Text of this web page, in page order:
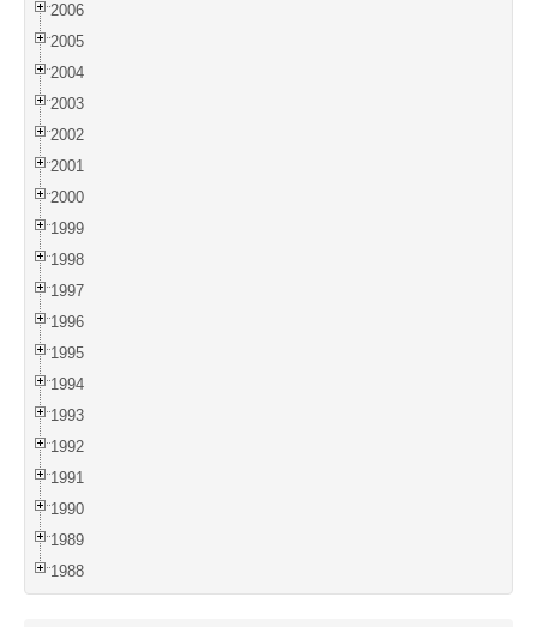
2006
2005
2004
2003
2002
2001
2000
1999
1998
1997
1996
1995
1994
1993
1992
1991
1990
1989
1988